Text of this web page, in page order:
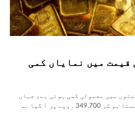
قیمت میں نمایاں کمی
میں معمولی کمی ہوئی ہے، جہاں